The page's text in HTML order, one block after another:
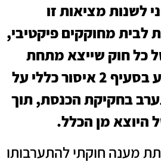
לשנות מציאות זו
מחוקקים פיקטיבי,
כל חוק שייצא מתחת
ידיה. לפיכך, נקבע בסעיף 2 איסור כללי על
בחקיקת הכנסת, תוך
היוצא מן הכלל.
מענה חוקתי להתערבותו